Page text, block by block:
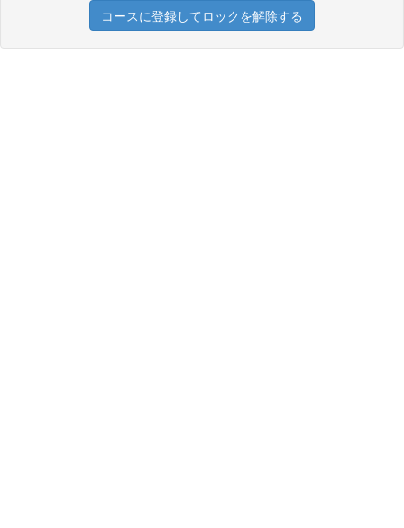
コースに登録してロックを解除する